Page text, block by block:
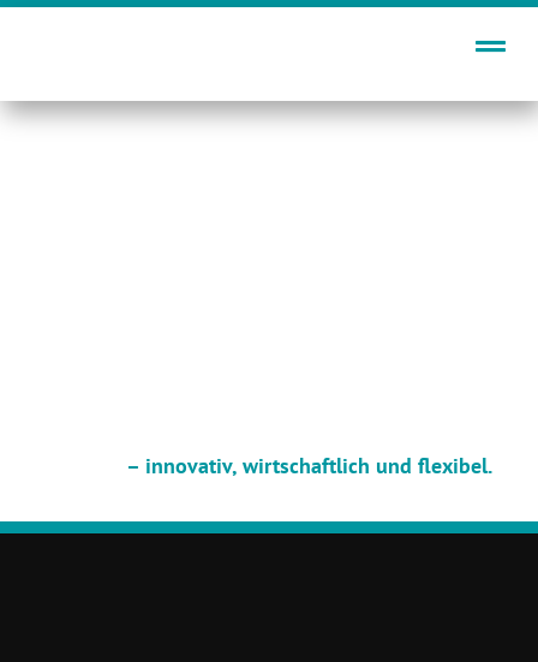
Zum
– innovativ, wirtschaftlich und flexibel.